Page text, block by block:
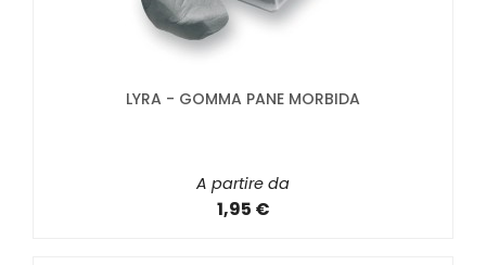
LYRA - GOMMA PANE MORBIDA
A partire da
1,95 €